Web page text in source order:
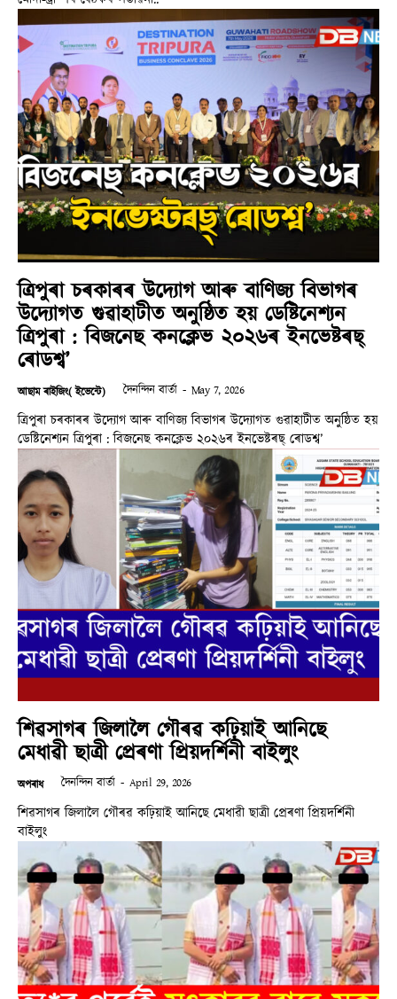
ত্ৰিপুৰা চৰকাৰৰ উদ্যোগ আৰু বাণিজ্য বিভাগৰ
উদ্যোগত গুৱাহাটীত অনুষ্ঠিত হয় ডেষ্টিনেশ্যন
ত্ৰিপুৰা : বিজনেছ কনক্লেভ ২০২৬ৰ ইনভেষ্টৰছ্
ৰোডশ্ব’
আছাম ৰাইজিং( ইভেন্টে) দৈনন্দিন বাৰ্তা - May 7, 2026
ত্ৰিপুৰা চৰকাৰৰ উদ্যোগ আৰু বাণিজ্য বিভাগৰ উদ্যোগত গুৱাহাটীত অনুষ্ঠিত হয়
ডেষ্টিনেশ্যন ত্ৰিপুৰা : বিজনেছ কনক্লেভ ২০২৬ৰ ইনভেষ্টৰছ্ ৰোডশ্ব’
শিৱসাগৰ জিলালৈ গৌৰৱ কঢ়িয়াই আনিছে
মেধাৱী ছাত্ৰী প্ৰেৰণা প্ৰিয়দৰ্শিনী বাইলুং
অপৰাধ দৈনন্দিন বাৰ্তা - April 29, 2026
শিৱসাগৰ জিলালৈ গৌৰৱ কঢ়িয়াই আনিছে মেধাৱী ছাত্ৰী প্ৰেৰণা প্ৰিয়দৰ্শিনী
বাইলুং